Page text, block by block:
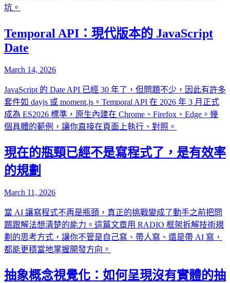
坑。
Temporal API：現代版本的 JavaScript
Date
March 14, 2026
JavaScript 的 Date API 已經 30 年了，但問題不少，因此有許多
套件如 dayjs 或 moment.js。Temporal API 在 2026 年 3 月正式
成為 ES2026 標準，原生內建在 Chrome、Firefox、Edge。幾
個具體的範例，讓你直接在頁面上執行、對照。
現在的瓶頸已經不是寫程式了，是有效率
的規劃
March 11, 2026
當 AI 讓寫程式不再是瓶頸，真正的挑戰變成了動手之前把問
題跟解法想清楚的能力。這篇文章用 RADIO 框架拆解技術規
劃的思考方式，讓你不管是自己寫、帶人寫、還是帶 AI 寫，
都能更穩當地掌握開發方向。
抽象概念視覺化：如何呈現沒有實體的抽